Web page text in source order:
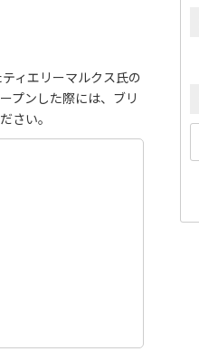
ィエリーマルクス氏の
プンした際には、ブリ
さい。